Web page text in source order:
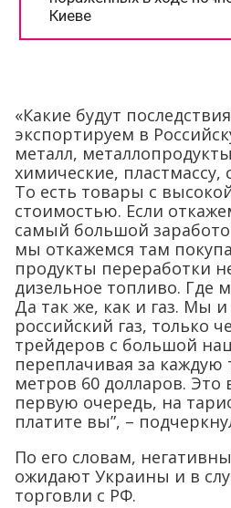
«Какие будут
экспортируем в
металл,
химические,
То есть товары с
стоимостью. Если
самый большой
мы откажемся там
продукты переработки
дизельное топливо. Где
Да так же, как и газ. Мы
российский газ, только
трейдеров с большой
переплачивая за каждую
метров 60 долларов. Это
первую очередь, на
платите вы”, –
По его словам,
ожидают Украины и в
торговли с РФ.